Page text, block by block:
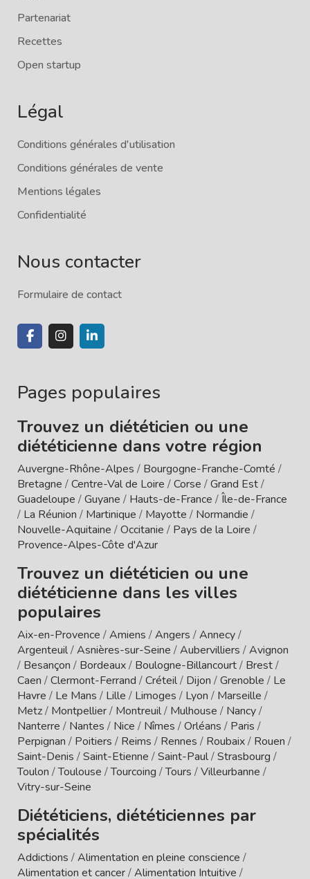
Partenariat
Recettes
Open startup
Légal
Conditions générales d'utilisation
Conditions générales de vente
Mentions légales
Confidentialité
Nous contacter
Formulaire de contact
Pages populaires
Trouvez un diététicien ou une
diététicienne dans votre région
Auvergne-Rhône-Alpes / Bourgogne-Franche-Comté /
Bretagne /Centre-Val de Loire /Corse /Grand Est/
Guadeloupe /Guyane / Hauts-de-France /Île-de-France
/ La Réunion / Martinique / Mayotte / Normandie /
Nouvelle-Aquitaine /Occitanie / Pays de la Loire /
Provence-Alpes-Côte d'Azur
Trouvez un diététicien ou une
diététicienne dans les villes
populaires
Aix-en-Provence /Amiens /Angers /Annecy/
Argenteuil/Asnières-sur-Seine /Aubervilliers /Avignon
/ Besançon / Bordeaux/ Boulogne-Billancourt/ Brest/
Caen /Clermont-Ferrand /Créteil/ Dijon /Grenoble / Le
Havre / Le Mans / Lille / Limoges / Lyon / Marseille /
Metz/ Montpellier/ Montreuil/ Mulhouse / Nancy/
Nanterre / Nantes / Nice / Nîmes /Orléans / Paris /
Perpignan / Poitiers / Reims / Rennes / Roubaix/ Rouen /
Saint-Denis /Saint-Etienne /Saint-Paul/Strasbourg /
Toulon /Toulouse /Tourcoing /Tours /Villeurbanne /
Vitry-sur-Seine
Diététiciens, diététiciennes par
spécialités
Addictions /Alimentation en pleine conscience /
Alimentation et cancer/Alimentation Intuitive /